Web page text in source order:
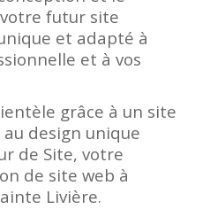
futur site
et adapté à
et à vos
grâce à un site
design unique
de Site, votre
de site web à
Livière.